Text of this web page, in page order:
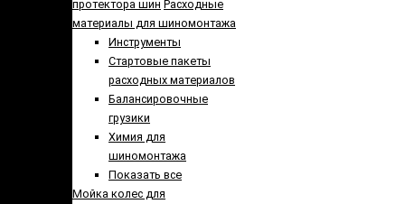
протектора шин Расходные
материалы для шиномонтажа
Инструменты
Стартовые пакеты
расходных материалов
Балансировочные
грузики
Химия для
шиномонтажа
Показать все
Мойка колес для